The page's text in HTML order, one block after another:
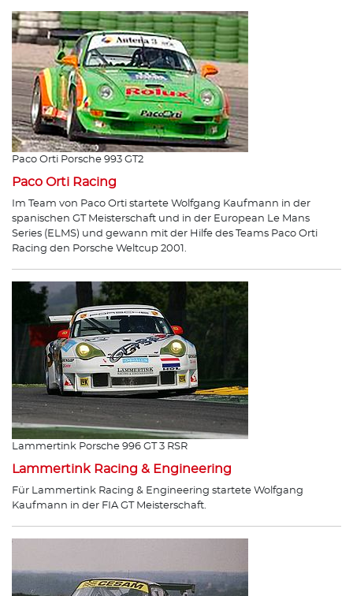
Paco Orti Porsche 993 GT2
Paco Orti Racing
Im Team von Paco Orti startete Wolfgang Kaufmann in der
spanischen GT Meisterschaft und in der European Le Mans
Series (ELMS) und gewann mit der Hilfe des Teams Paco Orti
Racing den Porsche Weltcup 2001.
Lammertink Porsche 996 GT 3 RSR
Lammertink Racing & Engineering
Für Lammertink Racing & Engineering startete Wolfgang
Kaufmann in der FIA GT Meisterschaft.